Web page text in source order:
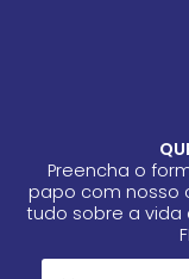
Preencha o
papo com nosso
tudo sobre a